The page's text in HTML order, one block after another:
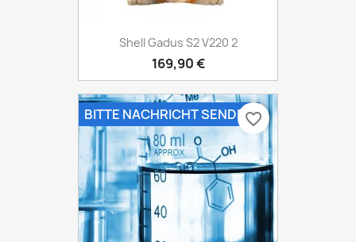
Shell Gadus S2 V220 2
169,90 €
BITTE NACHRICHT SENDENfavorite_border